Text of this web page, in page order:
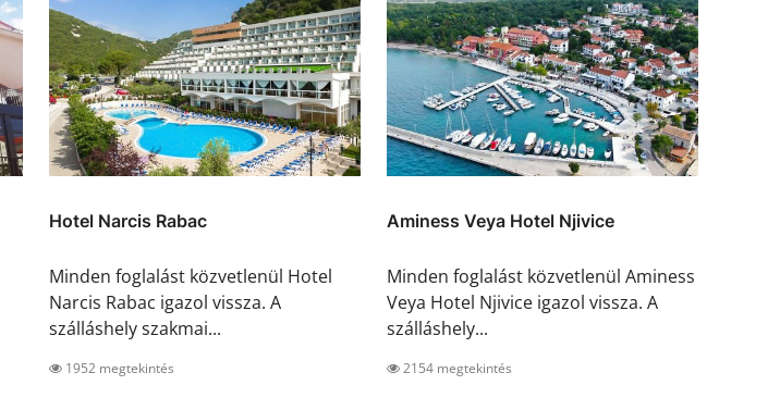
Hotel Narcis Rabac
Minden foglalást közvetlenül Hotel
Narcis Rabac igazol vissza. A
szálláshely szakmai...
1952 megtekintés
Aminess Veya Hotel Njivice
Minden foglalást közvetlenül Aminess
Veya Hotel Njivice igazol vissza. A
szálláshely...
2154 megtekintés